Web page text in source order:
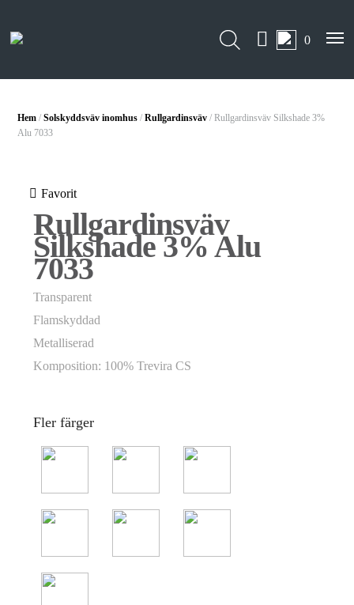
0
Hem /Solskyddsväv inomhus /Rullgardinsväv / Rullgardinsväv Silkshade 3%
Alu 7033
Favorit
Rullgardinsväv
Silkshade 3% Alu
7033
Transparent
Flamskyddad
Metalliserad
Komposition: 100% Trevira CS
Fler färger